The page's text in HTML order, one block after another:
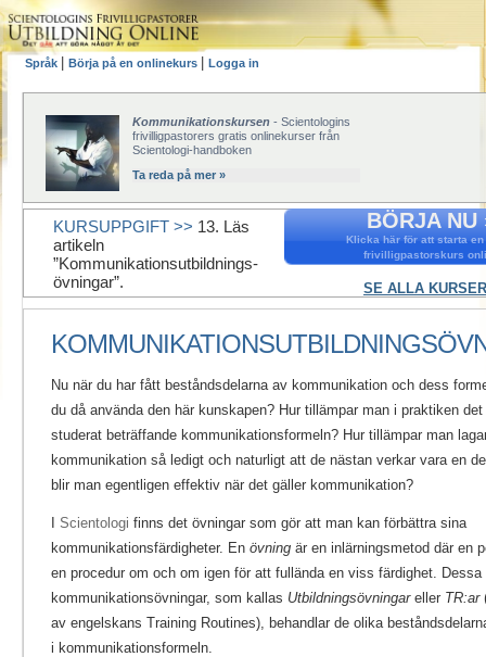
Språk Börja på en onlinekurs Logga in
Kommunikationskursen - Scientologins
frivilligpastorers gratis onlinekurser från
Scientologi-handboken
Ta reda på mer »
BÖRJA NU
Klicka här för att starta en
frivilligpastorskurs
SE ALLA
KURSUPPGIFT >> 13. Läs
artikeln
”Kommunikationsutbildnings­
övningar”.
Nu när du har fått beståndsdelarna av kommunikation och dess
du då använda den här kunskapen? Hur tillämpar man i praktiken
studerat beträffande kommunikationsformeln? Hur tillämpar man
kommunikation så ledigt och naturligt att de nästan verkar vara en
blir man egentligen effektiv när det gäller kommunikation?
I Scientologi finns det övningar som gör att man kan förbättra sina
kommunikationsfärdigheter. En övning är en inlärningsmetod där en
en procedur om och om igen för att fullända en viss färdighet. Dessa
kommunikationsövningar, som kallas Utbildningsövningar eller TR:ar
av engelskans Training Routines), behandlar de olika
i kommunikationsformeln.